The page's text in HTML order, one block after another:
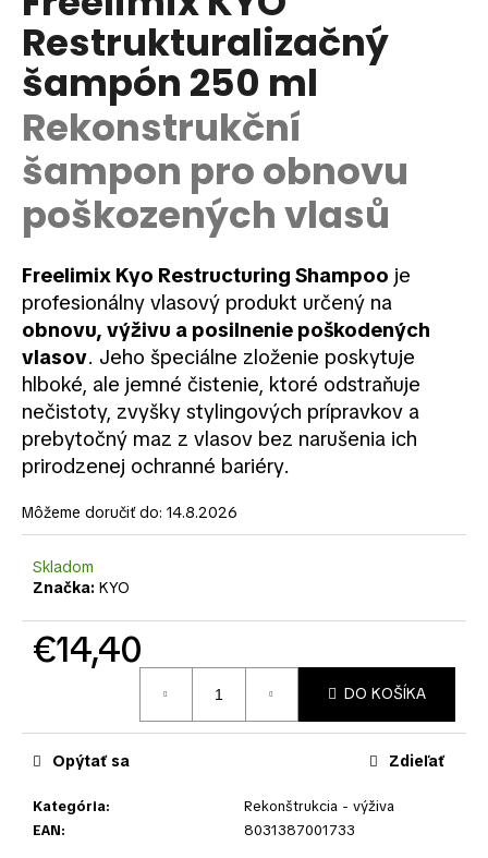
je
0,0
5
hviezdičiek.
Restrukturalizačný
šampón 250 ml
Rekonstrukční
šampon pro obnovu
poškozených vlasů
Freelimix Kyo Restructuring Shampoo je
profesionálny vlasový produkt určený na
obnovu, výživu a posilnenie poškodených
vlasov. Jeho špeciálne zloženie poskytuje
hlboké, ale jemné čistenie, ktoré odstraňuje
nečistoty, zvyšky stylingových prípravkov a
prebytočný maz z vlasov bez narušenia ich
prirodzenej ochranné bariéry.
Môžeme doručiť do: 14.8.2026
Skladom
Značka: KYO
€14,40
DO KOŠÍKA
Kategória:
Rekonštrukcia - výživa
EAN: 8031387001733
Opýtať sa Zdieľať
á
j
s
ť
?
O
d
p
o
r
ú
a
m
e